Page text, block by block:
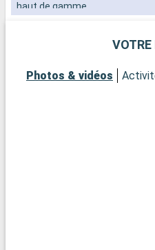
haut de gamme.
VOTRE
Photos & vidéos